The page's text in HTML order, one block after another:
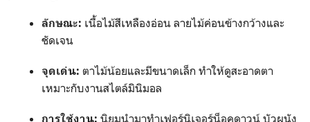
ลักษณะ: เนื้อไม้สีเหลืองอ่อน ลายไม้ค่อนข้างกว้างและ
ชัดเจน
จุดเด่น: ตาไม้น้อยและมีขนาดเล็ก ทำให้ดูสะอาดตา
เหมาะกับงานสไตล์มินิมอล
การใช้งาน: นิยมนำมาทำเฟอร์นิเจอร์น็อคดาวน์ บัวผนัง